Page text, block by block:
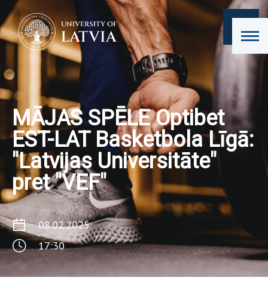
MĀJAS SPĒLE Optibet
EST-LAT Basketbola Līgā:
"Latvijas Universitāte"
pret "VEF"
08.02.2025
17:30